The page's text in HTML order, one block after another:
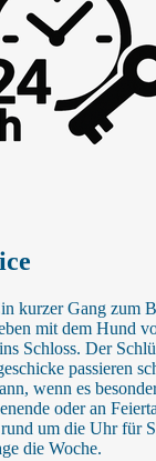
kurzer Gang zum
mit dem Hund
Schloss. Der
passieren
wenn es
oder an
um die Uhr für
die Woche.